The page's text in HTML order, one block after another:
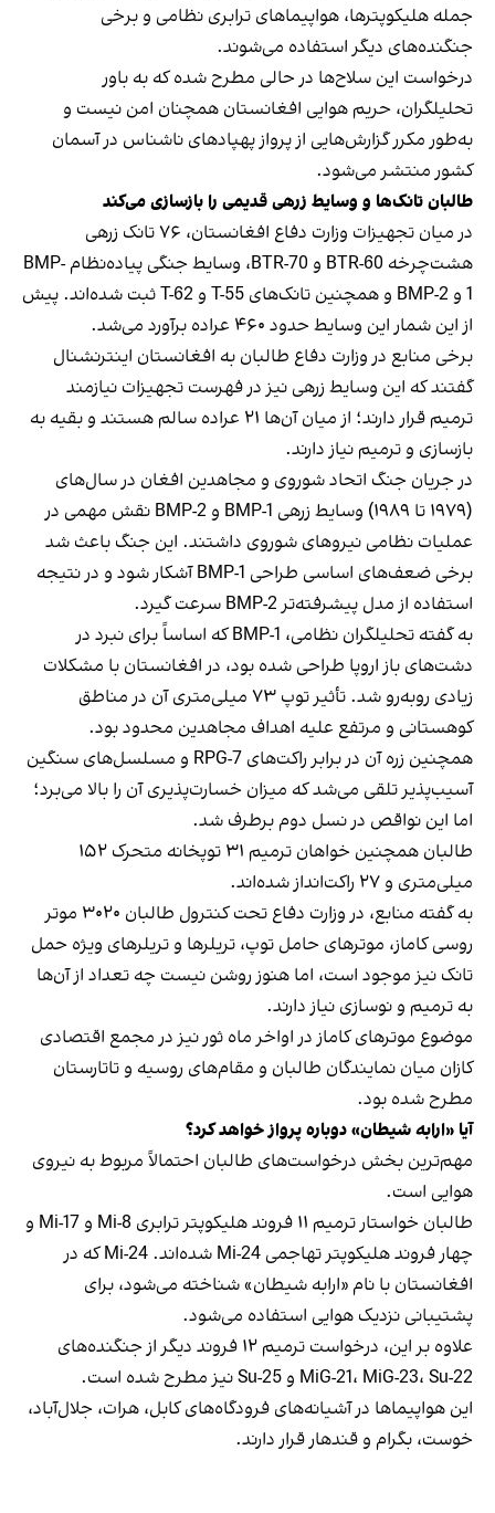
جمله هلیکوپترها، هواپیماهای ترابری نظامی و برخی
جنگنده‌های دیگر استفاده می‌شوند.
درخواست این سلاح‌ها در حالی مطرح شده که به باور
تحلیلگران، حریم هوایی افغانستان همچنان امن نیست و
به‌طور مکرر گزارش‌هایی از پرواز پهپادهای ناشناس در آسمان
کشور منتشر می‌شود.
طالبان تانک‌ها و وسایط زرهی قدیمی را بازسازی می‌کند
در میان تجهیزات وزارت دفاع افغانستان، ۷۶ تانک زرهی
هشت‌چرخه BTR-60 و BTR-70، وسایط جنگی پیاده‌نظام BMP-
1 و BMP-2 و همچنین تانک‌های T-55 و T-62 ثبت شده‌اند. پیش
از این شمار این وسایط حدود ۴۶۰ عراده برآورد می‌شد.
برخی منابع در وزارت دفاع طالبان به افغانستان اینترنشنال
گفتند که این وسایط زرهی نیز در فهرست تجهیزات نیازمند
ترمیم قرار دارند؛ از میان آن‌ها ۲۱ عراده سالم هستند و بقیه به
بازسازی و ترمیم نیاز دارند.
در جریان جنگ اتحاد شوروی و مجاهدین افغان در سال‌های
(۱۹۷۹ تا ۱۹۸۹) وسایط زرهی BMP-1 و BMP-2 نقش مهمی در
عملیات نظامی نیروهای شوروی داشتند. این جنگ باعث شد
برخی ضعف‌های اساسی طراحی BMP-1 آشکار شود و در نتیجه
استفاده از مدل پیشرفته‌تر BMP-2 سرعت گیرد.
به گفته تحلیلگران نظامی، BMP-1 که اساساً برای نبرد در
دشت‌های باز اروپا طراحی شده بود، در افغانستان با مشکلات
زیادی روبه‌رو شد. تأثیر توپ ۷۳ میلی‌متری آن در مناطق
کوهستانی و مرتفع علیه اهداف مجاهدین محدود بود.
همچنین زره آن در برابر راکت‌های RPG-7 و مسلسل‌های سنگین
آسیب‌پذیر تلقی می‌شد که میزان خسارت‌پذیری آن را بالا می‌برد؛
اما این نواقص در نسل دوم برطرف شد.
طالبان همچنین خواهان ترمیم ۳۱ توپخانه متحرک ۱۵۲
میلی‌متری و ۲۷ راکت‌انداز شده‌اند.
به گفته منابع، در وزارت دفاع تحت کنترول طالبان ۳۰۲۰ موتر
روسی کاماز، موترهای حامل توپ، تریلرها و تریلرهای ویژه حمل
تانک نیز موجود است، اما هنوز روشن نیست چه تعداد از آن‌ها
به ترمیم و نوسازی نیاز دارند.
موضوع موترهای کاماز در اواخر ماه ثور نیز در مجمع اقتصادی
کازان میان نمایندگان طالبان و مقام‌های روسیه و تاتارستان
مطرح شده بود.
آیا «ارابه شیطان» دوباره پرواز خواهد کرد؟
مهم‌ترین بخش درخواست‌های طالبان احتمالاً مربوط به نیروی
هوایی است.
طالبان خواستار ترمیم ۱۱ فروند هلیکوپتر ترابری Mi-8 و Mi-17 و
چهار فروند هلیکوپتر تهاجمی Mi-24 شده‌اند. Mi-24 که در
افغانستان با نام «ارابه شیطان» شناخته می‌شود، برای
پشتیبانی نزدیک هوایی استفاده می‌شود.
علاوه بر این، درخواست ترمیم ۱۲ فروند دیگر از جنگنده‌های
MiG-21، MiG-23، Su-22 و Su-25 نیز مطرح شده است.
این هواپیماها در آشیانه‌های فرودگاه‌های کابل، هرات، جلال‌آباد،
خوست، بگرام و قندهار قرار دارند.